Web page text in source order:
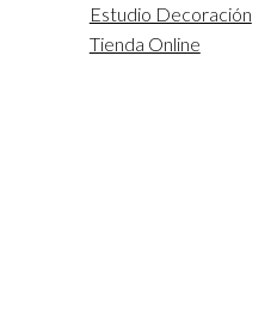
Estudio Decoración
Tienda Online